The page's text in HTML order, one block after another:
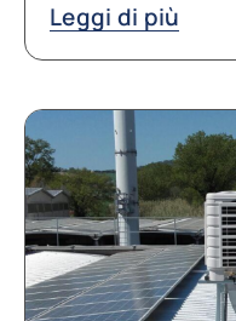
Leggi di più